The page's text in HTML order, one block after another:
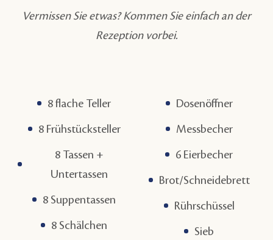
Vermissen Sie etwas? Kommen Sie einfach an der
Rezeption vorbei.
8 flache Teller
8 Frühstücksteller
8 Tassen +
Untertassen
8 Suppentassen
8 Schälchen
Dosenöffner
Messbecher
6 Eierbecher
Brot/Schneidebrett
Rührschüssel
Sieb